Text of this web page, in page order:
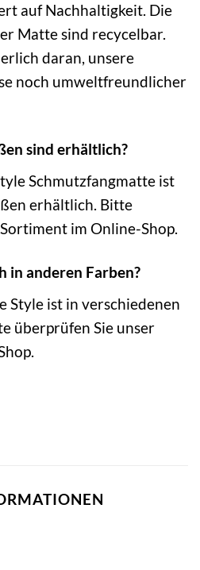
auf Nachhaltigkeit. Die
Matte sind recycelbar.
daran, unsere
noch umweltfreundlicher
sind erhältlich?
Schmutzfangmatte ist
erhältlich. Bitte
im Online-Shop.
in anderen Farben?
Style ist in verschiedenen
überprüfen Sie unser